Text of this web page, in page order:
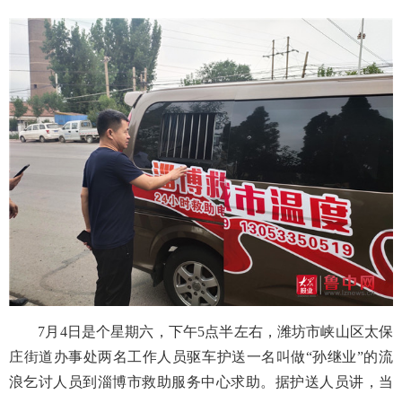
7月4日是个星期六，下午5点半左右，潍坊市峡山区太保
庄街道办事处两名工作人员驱车护送一名叫做“孙继业”的流
浪乞讨人员到淄博市救助服务中心求助。据护送人员讲，当